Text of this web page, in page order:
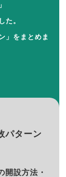
た。
」をまとめま
パターン
開設方法・